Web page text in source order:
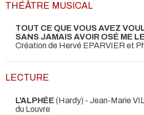
THÉÂTRE MUSICAL
TOUT CE QUE VOUS AVEZ
SANS JAMAIS AVOIR OSÉ ME
Création de Hervé EPARVIER et
LECTURE
L'ALPHÉE (Hardy) - Jean-Marie
du Louvre